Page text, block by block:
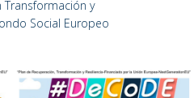
Transformación y
Social Europeo